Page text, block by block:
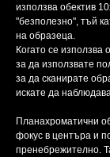
използва обектив
"безполезно", тъй
на образеца.
Когато се използва
за да използвате
за да сканирате
искате да
Планахроматични
фокус в центъра и
пренебрежително.